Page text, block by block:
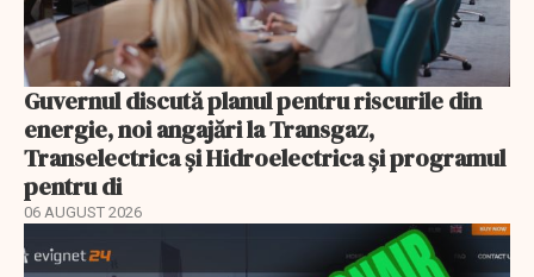
Guvernul discută planul pentru riscurile din
energie, noi angajări la Transgaz,
Transelectrica și Hidroelectrica și programul
pentru di
06 AUGUST 2026